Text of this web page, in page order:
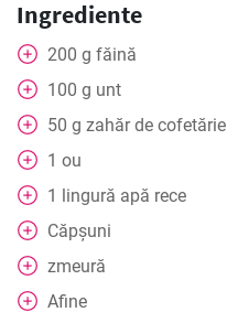
Ingrediente
200 g făină
100 g unt
50 g zahăr de cofetărie
1 ou
1 lingură apă rece
Căpșuni
zmeură
Afine